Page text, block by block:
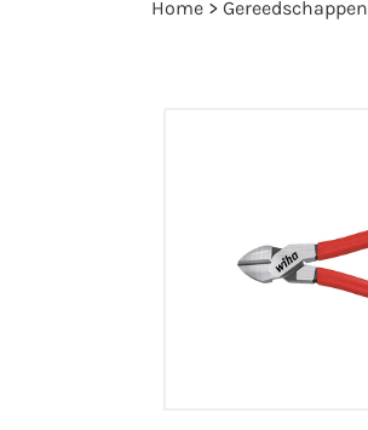
Home > Gereedschappen